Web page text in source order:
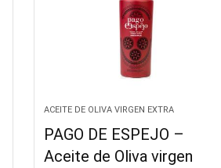
ACEITE DE OLIVA VIRGEN EXTRA
PAGO DE ESPEJO –
Aceite de Oliva virgen